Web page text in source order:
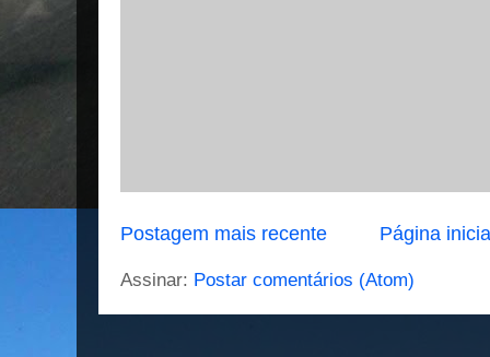
Postagem mais recente Página
Assinar: Postar comentários (Atom)